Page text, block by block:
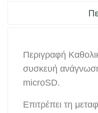
Περιγραφή
συσκευή
microSD.
Επιτρέπει τη